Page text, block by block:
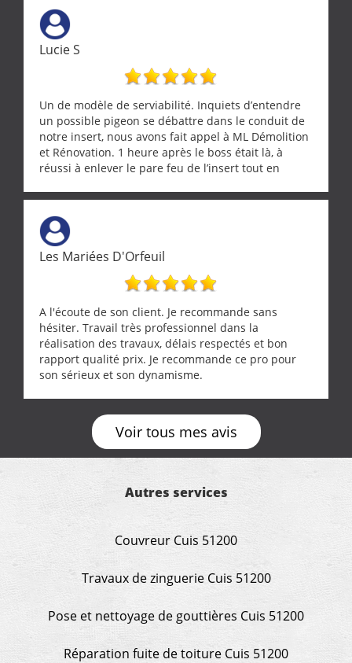
Lucie S
Un de modèle de serviabilité. Inquiets d’entendre
un possible pigeon se débattre dans le conduit de
notre insert, nous avons fait appel à ML Démolition
et Rénovation. 1 heure après le boss était là, à
réussi à enlever le pare feu de l’insert tout en
tourterelle et s’est ensuite patiemment occupé de
l’oiseau jusqu’à ce qu’il reprenne ses esprits et
puisse s’envoler. Après quoi il a procédé au
ramonage de notre insert avec dextérité et une
grande propreté, nous gratifiant également de
nombreux conseils concernant d’autres sujets. Un
entrepreneur comme on souhaite en rencontrer.
Encore un grand merci à lui.
Les Mariées D'Orfeuil
A l'écoute de son client. Je recommande sans
hésiter. Travail très professionnel dans la
réalisation des travaux, délais respectés et bon
rapport qualité prix. Je recommande ce pro pour
son sérieux et son dynamisme.
Voir tous mes avis
Autres services
Couvreur Cuis 51200
Travaux de zinguerie Cuis 51200
Pose et nettoyage de gouttières Cuis 51200
Réparation fuite de toiture Cuis 51200